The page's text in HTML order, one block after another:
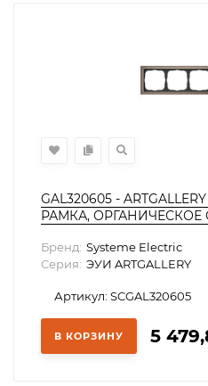
GAL320605 -
РАМКА,
Бренд: Systeme Electric
Серия: ЭУИ ARTGALLERY
Артикул: SCGAL320605
В КОРЗИНУ 5